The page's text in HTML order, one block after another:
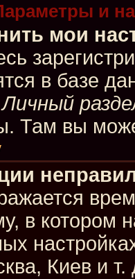
и
мои
в базе
Личный
Там вы
в котором
Киев и